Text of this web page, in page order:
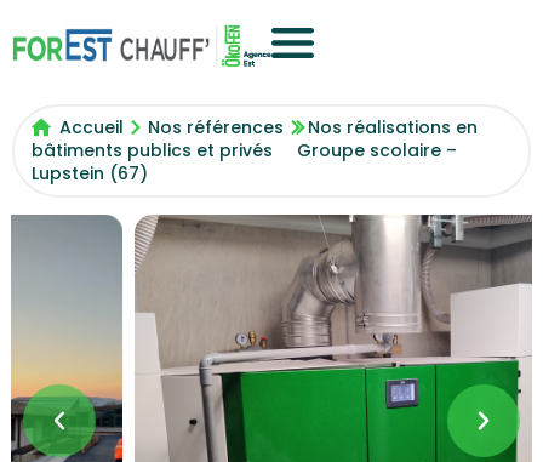
Accueil Nos références
Nos réalisations en
bâtiments publics et privés
Groupe scolaire –
Lupstein (67)